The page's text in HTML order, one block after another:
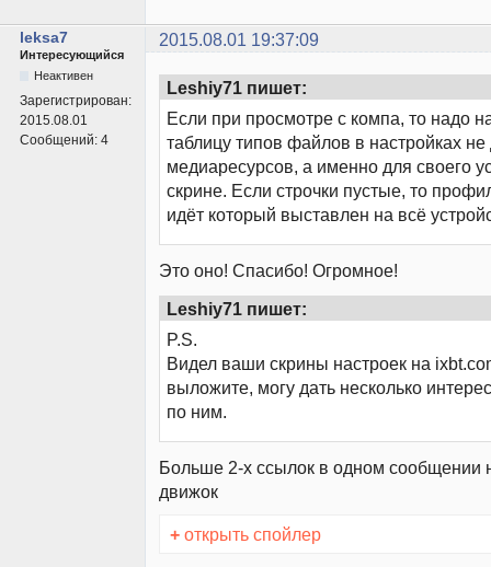
leksa7 2015.08.01 19:37:09
Интересующийся
Неактивен
Зарегистрирован:
2015.08.01
Сообщений: 4
Leshiy71 пишет:
Если при просмотре с компа, то надо
таблицу типов файлов в настройках не
медиаресурсов, а именно для своего
скрине. Если строчки пустые, то
идёт который выставлен на всё
Это оно! Спасибо! Огромное!
Leshiy71 пишет:
P.S.
Видел ваши скрины настроек на
выложите, могу дать несколько
по ним.
Больше 2-х ссылок в одном сообщении
движок
+ открыть спойлер